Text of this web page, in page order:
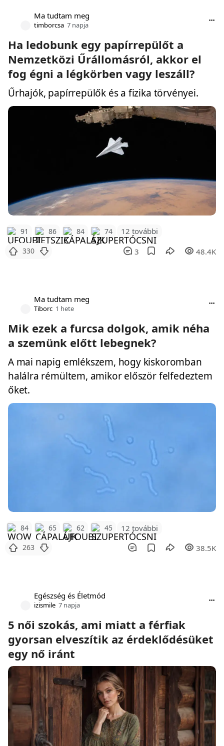
Ma tudtam meg
timborcsa 7 napja
Ha ledobunk egy papírrepülőt a
Nemzetközi Űrállomásról, akkor el
fog égni a légkörben vagy leszáll?
Űrhajók, papírrepülők és a fizika törvényei.
91 86 84 74 12 további
330 3 48.4K
Ma tudtam meg
Tiborc 1 hete
Mik ezek a furcsa dolgok, amik néha
a szemünk előtt lebegnek?
A mai napig emlékszem, hogy kiskoromban
halálra rémültem, amikor először felfedeztem
őket.
84 65 62 45 12 további
263 38.5K
Egészség és Életmód
izismile 7 napja
5 női szokás, ami miatt a férfiak
gyorsan elveszítik az érdeklődésüket
egy nő iránt